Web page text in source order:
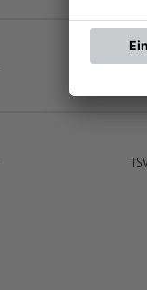
(SG1)